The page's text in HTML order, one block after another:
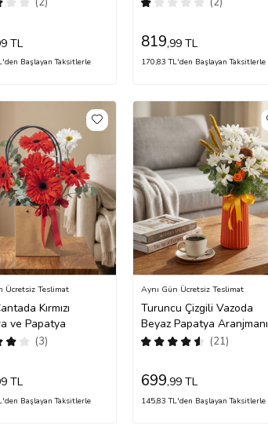
TL
Başlayan Taksitlerle
819,99 TL
170,83 TL'den Başlayan Taksitlerle
Kırmızı
ve Papatya
(3)
Ücretsiz Teslimat
TL
Başlayan Taksitlerle
Turuncu Çizgili Vazoda
Beyaz Papatya Aranjmanı
(21)
Aynı Gün Ücretsiz Teslimat
699,99 TL
145,83 TL'den Başlayan Taksitlerle